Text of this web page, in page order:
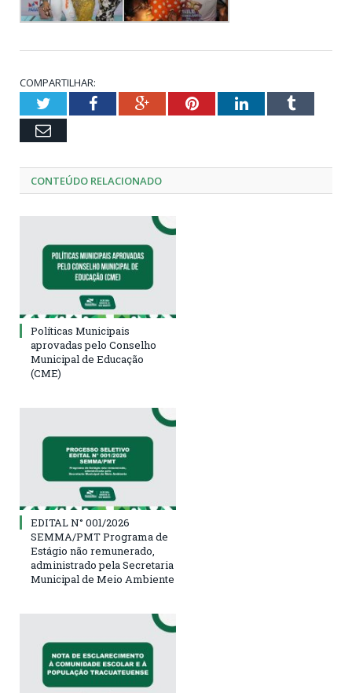
COMPARTILHAR:
TwitterFacebookGoogle+PinterestLinkedInTumblr
Email
CONTEÚDO RELACIONADO
Políticas Municipais
aprovadas pelo Conselho
Municipal de Educação
(CME)
EDITAL N° 001/2026
SEMMA/PMT Programa de
Estágio não remunerado,
administrado pela Secretaria
Municipal de Meio Ambiente